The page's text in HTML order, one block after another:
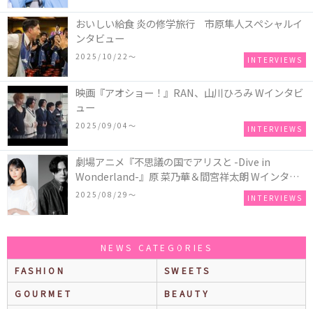
おいしい給食 炎の修学旅行 市原隼人スペシャルイ
ンタビュー
2025/10/22〜 INTERVIEWS
映画『アオショー！』RAN、山川ひろみ Wインタビ
ュー
2025/09/04〜 INTERVIEWS
劇場アニメ『不思議の国でアリスと -Dive in
Wonderland-』原 菜乃華＆間宮祥太朗 Wインタビ
ュー
2025/08/29〜 INTERVIEWS
NEWS CATEGORIES
FASHION
SWEETS
GOURMET
BEAUTY